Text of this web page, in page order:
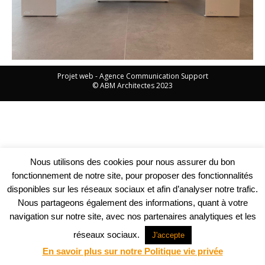
Projet web -Agence Communication Support
© ABM Architectes 2023
Nous utilisons des cookies pour nous assurer du bon
fonctionnement de notre site, pour proposer des fonctionnalités
disponibles sur les réseaux sociaux et afin d’analyser notre trafic.
Nous partageons également des informations, quant à votre
navigation sur notre site, avec nos partenaires analytiques et les
réseaux sociaux.
J'accepte
En savoir plus sur notre Politique vie privée